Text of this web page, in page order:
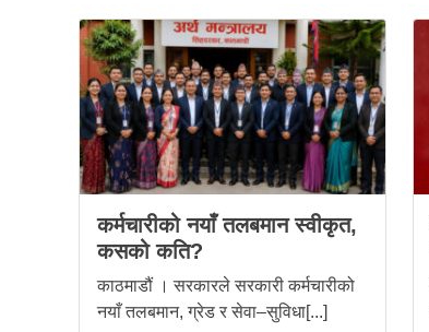
कर्मचारीको नयाँ तलबमान स्वीकृत,
कसको कति?
काठमाडौं । सरकारले सरकारी कर्मचारीको
नयाँ तलबमान, ग्रेड र सेवा–सुविधा[...]